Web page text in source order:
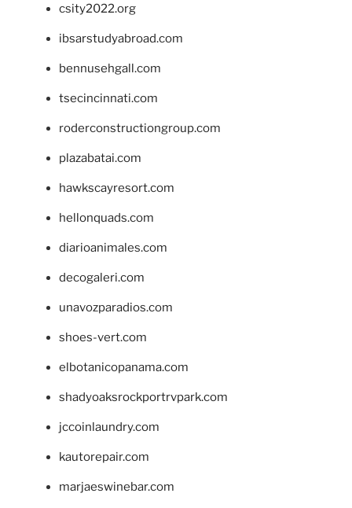
csity2022.org
ibsarstudyabroad.com
bennusehgall.com
tsecincinnati.com
roderconstructiongroup.com
plazabatai.com
hawkscayresort.com
hellonquads.com
diarioanimales.com
decogaleri.com
unavozparadios.com
shoes-vert.com
elbotanicopanama.com
shadyoaksrockportrvpark.com
jccoinlaundry.com
kautorepair.com
marjaeswinebar.com